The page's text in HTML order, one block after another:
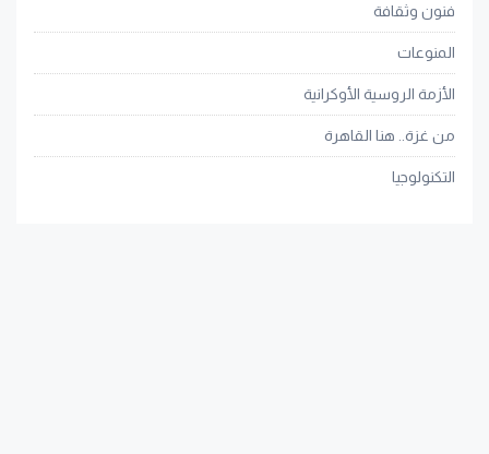
فنون وثقافة
المنوعات
الأزمة الروسية الأوكرانية
من غزة.. هنا القاهرة
التكنولوجيا